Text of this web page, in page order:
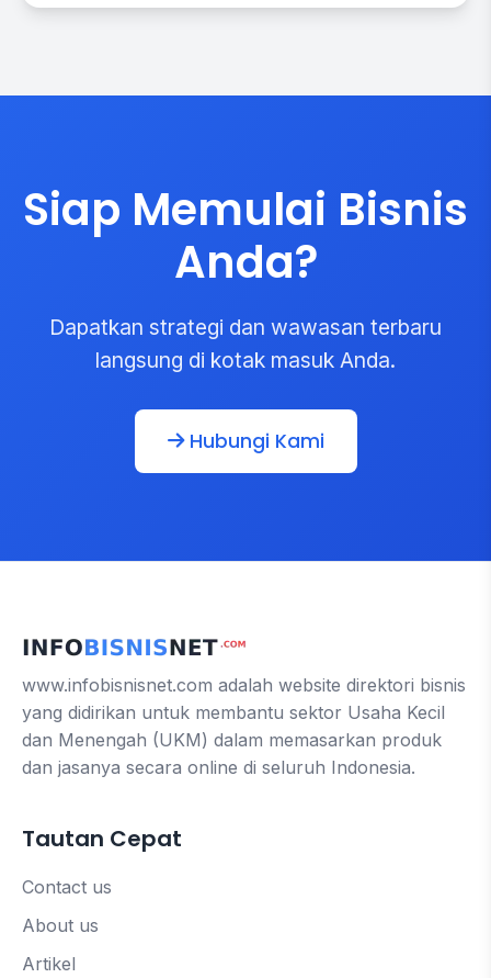
Siap Memulai Bisnis
Anda?
Dapatkan strategi dan wawasan terbaru
langsung di kotak masuk Anda.
Hubungi Kami
www.infobisnisnet.com adalah website direktori bisnis
yang didirikan untuk membantu sektor Usaha Kecil
dan Menengah (UKM) dalam memasarkan produk
dan jasanya secara online di seluruh Indonesia.
Tautan Cepat
Contact us
About us
Artikel